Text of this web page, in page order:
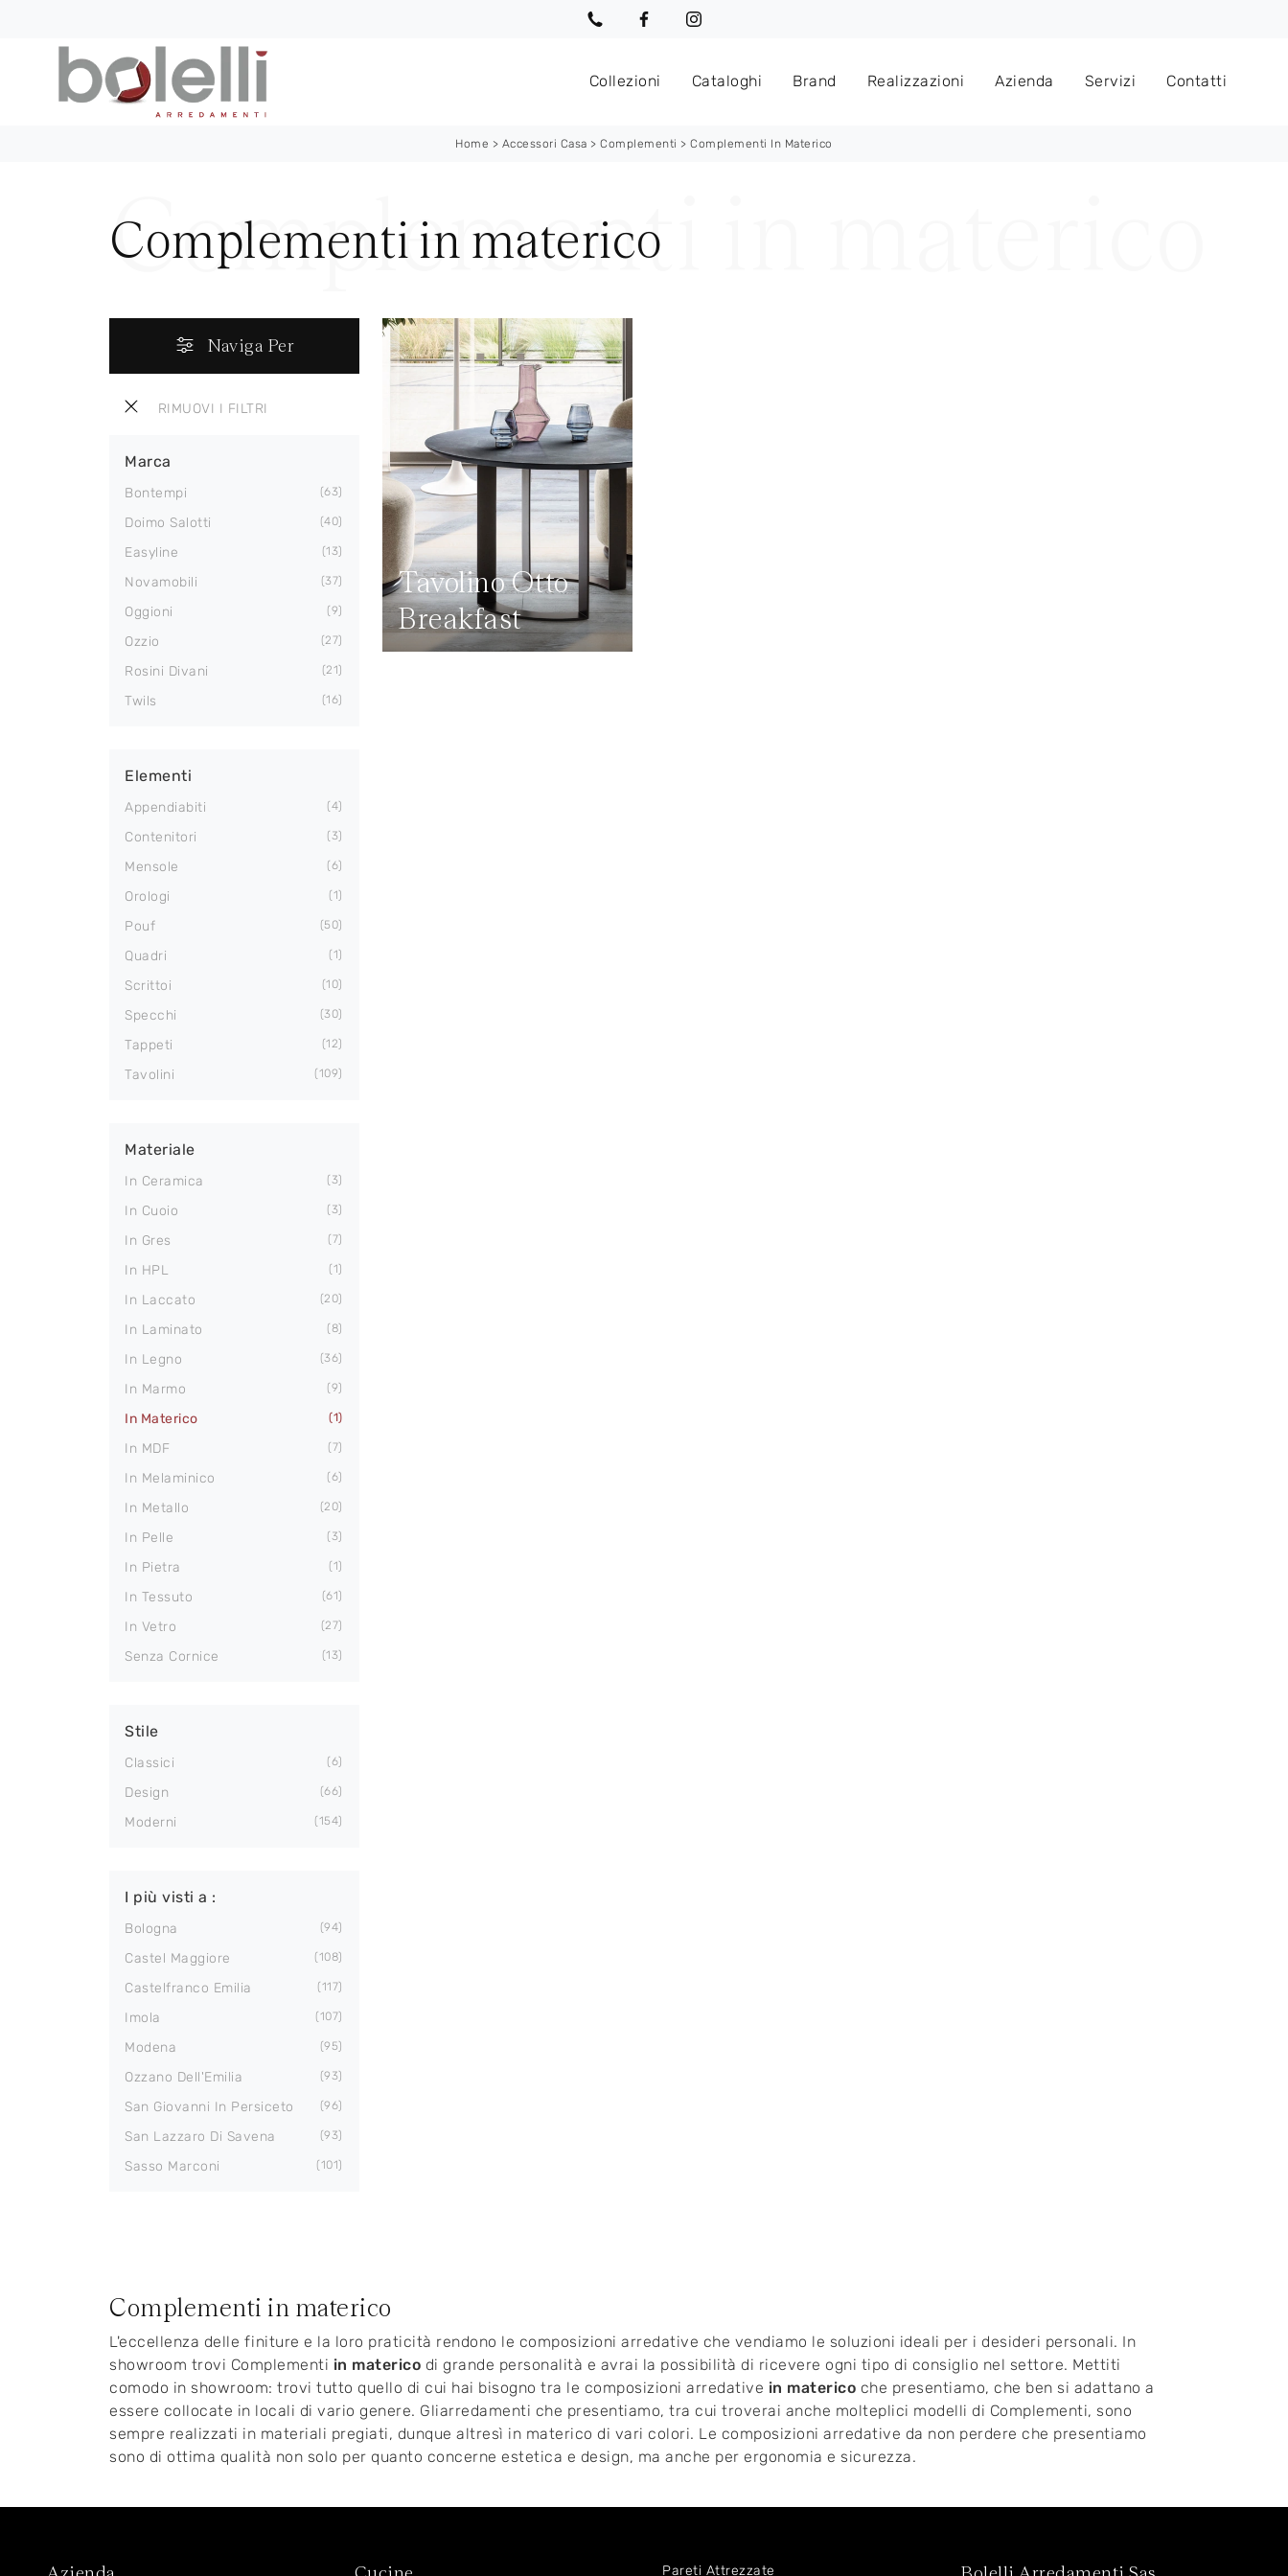
Collezioni Cataloghi Brand Realizzazioni Azienda Servizi Contatti
Home > Accessori Casa >Complementi >Complementi In Materico
Complementi in materico
Naviga Per
RIMUOVI I FILTRI
Marca
Bontempi 63
Doimo Salotti 40
Easyline 13
Novamobili 37
Oggioni 9
Ozzio 27
Rosini Divani 21
Twils 16
Elementi
Appendiabiti 4
Contenitori 3
Mensole 6
Orologi 1
Pouf 50
Quadri 1
Scrittoi 10
Specchi 30
Tappeti 12
Tavolini 109
Materiale
In Ceramica 3
In Cuoio 3
In Gres 7
In HPL 1
In Laccato 20
In Laminato 8
In Legno 36
In Marmo 9
In Materico 1
In MDF 7
In Melaminico 6
In Metallo 20
In Pelle 3
In Pietra 1
In Tessuto 61
In Vetro 27
Senza Cornice 13
Stile
Classici 6
Design 66
Moderni 154
I più visti a :
Bologna 94
Castel Maggiore 108
Castelfranco Emilia 117
Imola 107
Modena 95
Ozzano Dell'Emilia 93
San Giovanni In Persiceto 96
San Lazzaro Di Savena 93
Sasso Marconi 101
Tavolino Otto
Breakfast
Complementi in materico
L'eccellenza delle finiture e la loro praticità rendono le composizioni arredative che vendiamo le soluzioni ideali per i desideri personali. In
showroom trovi Complementi in materico di grande personalità e avrai la possibilità di ricevere ogni tipo di consiglio nel settore. Mettiti
comodo in showroom: trovi tutto quello di cui hai bisogno tra le composizioni arredative in materico che presentiamo, che ben si adattano a
essere collocate in locali di vario genere. Gliarredamenti che presentiamo, tra cui troverai anche molteplici modelli di Complementi, sono
sempre realizzati in materiali pregiati, dunque altresì in materico di vari colori. Le composizioni arredative da non perdere che presentiamo
sono di ottima qualità non solo per quanto concerne estetica e design, ma anche per ergonomia e sicurezza.
Pareti Attrezzate